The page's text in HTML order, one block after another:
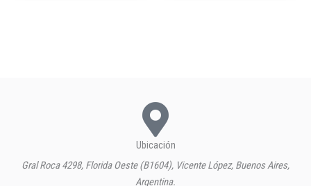
Ubicación
Gral Roca 4298, Florida Oeste (B1604), Vicente López, Buenos Aires,
Argentina.